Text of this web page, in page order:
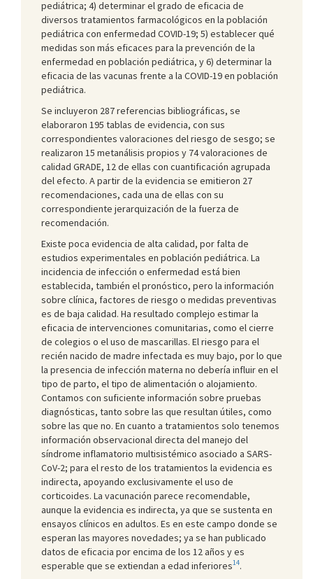
pediátrica; 4) determinar el grado de eficacia de
diversos tratamientos farmacológicos en la población
pediátrica con enfermedad COVID-19; 5) establecer qué
medidas son más eficaces para la prevención de la
enfermedad en población pediátrica, y 6) determinar la
eficacia de las vacunas frente a la COVID-19 en población
pediátrica.
Se incluyeron 287 referencias bibliográficas, se
elaboraron 195 tablas de evidencia, con sus
correspondientes valoraciones del riesgo de sesgo; se
realizaron 15 metanálisis propios y 74 valoraciones de
calidad GRADE, 12 de ellas con cuantificación agrupada
del efecto. A partir de la evidencia se emitieron 27
recomendaciones, cada una de ellas con su
correspondiente jerarquización de la fuerza de
recomendación.
Existe poca evidencia de alta calidad, por falta de
estudios experimentales en población pediátrica. La
incidencia de infección o enfermedad está bien
establecida, también el pronóstico, pero la información
sobre clínica, factores de riesgo o medidas preventivas
es de baja calidad. Ha resultado complejo estimar la
eficacia de intervenciones comunitarias, como el cierre
de colegios o el uso de mascarillas. El riesgo para el
recién nacido de madre infectada es muy bajo, por lo que
la presencia de infección materna no debería influir en el
tipo de parto, el tipo de alimentación o alojamiento.
Contamos con suficiente información sobre pruebas
diagnósticas, tanto sobre las que resultan útiles, como
sobre las que no. En cuanto a tratamientos solo tenemos
información observacional directa del manejo del
síndrome inflamatorio multisistémico asociado a SARS-
CoV-2; para el resto de los tratamientos la evidencia es
indirecta, apoyando exclusivamente el uso de
corticoides. La vacunación parece recomendable,
aunque la evidencia es indirecta, ya que se sustenta en
ensayos clínicos en adultos. Es en este campo donde se
esperan las mayores novedades; ya se han publicado
datos de eficacia por encima de los 12 años y es
esperable que se extiendan a edad inferiores14.